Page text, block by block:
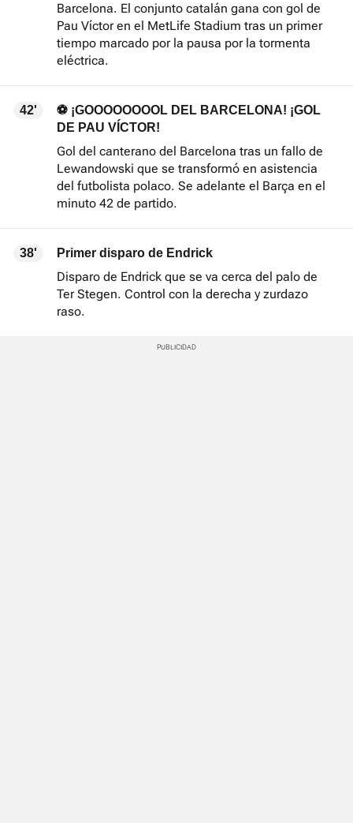
Barcelona. El conjunto catalán gana con gol de
Pau Víctor en el MetLife Stadium tras un primer
tiempo marcado por la pausa por la tormenta
eléctrica.
42'
⚽ ¡GOOOOOOOOL DEL BARCELONA! ¡GOL
DE PAU VÍCTOR!
Gol del canterano del Barcelona tras un fallo de
Lewandowski que se transformó en asistencia
del futbolista polaco. Se adelante el Barça en el
minuto 42 de partido.
38' Primer disparo de Endrick
Disparo de Endrick que se va cerca del palo de
Ter Stegen. Control con la derecha y zurdazo
raso.